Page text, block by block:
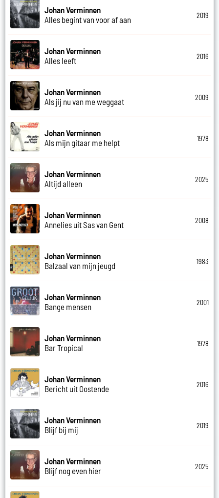
Johan Verminnen
Alles begint van voor af aan
2019
Johan Verminnen
Alles leeft
2016
Johan Verminnen
Als jij nu van me weggaat
2009
Johan Verminnen
Als mijn gitaar me helpt
1978
Johan Verminnen
Altijd alleen
2025
Johan Verminnen
Annelies uit Sas van Gent
2008
Johan Verminnen
Balzaal van mijn jeugd
1983
Johan Verminnen
Bange mensen
2001
Johan Verminnen
Bar Tropical
1978
Johan Verminnen
Bericht uit Oostende
2016
Johan Verminnen
Blijf bij mij
2019
Johan Verminnen
Blijf nog even hier
2025